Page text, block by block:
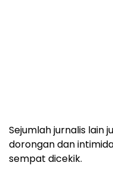
Sejumlah jurnalis lain
dorongan dan
sempat dicekik.